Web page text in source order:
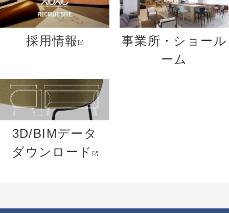
採用情報
事業所・ショール
ーム
3D/BIMデータ
ダウンロード